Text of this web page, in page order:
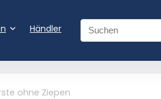
Händler
ohne Ziepen